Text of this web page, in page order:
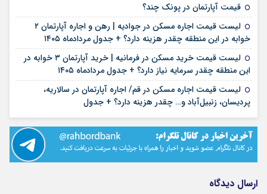
قیمت آپارتمان در پونک چند؟
لیست قیمت اجاره مسکن در جوادیه | رهن و اجاره آپارتمان ۲
خوابه در این منطقه چقدر هزینه دارد؟ + جدول مردادماه ۱۴۰۵
لیست قیمت خرید مسکن در فرمانیه | خرید آپارتمان ۳ خوابه در
این منطقه چقدر سرمایه نیاز دارد؟ + جدول مردادماه ۱۴۰۵
لیست قیمت اجاره مسکن در قم/ اجاره آپارتمان در سالاریه،
پردیسان، زنبیل‌آباد و… چقدر هزینه دارد؟ + جدول
ارسال دیدگاه